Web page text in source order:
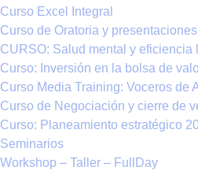
Curso Excel Integral
Curso de Oratoria y
CURSO: Salud mental y eficiencia
Curso: Inversión en la bolsa de
Curso Media Training: Voceros de
Curso de Negociación y cierre de
Curso: Planeamiento estratégico
Seminarios
Workshop – Taller – FullDay